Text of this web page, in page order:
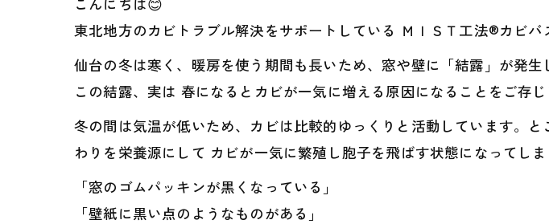
東北地方のカビトラブル解決をサポートしている ＭＩＳＴ工法®カビバ
仙台の冬は寒く、暖房を使う期間も長いため、窓や壁に「結露」が発生
この結露、実は 春になるとカビが一気に増える原因になることをご存
冬の間は気温が低いため、カビは比較的ゆっくりと活動しています。
わりを栄養源にして カビが一気に繁殖し胞子を飛ばす状態になってしま
「窓のゴムパッキンが黒くなっている」
「壁紙に黒い点のようなものがある」